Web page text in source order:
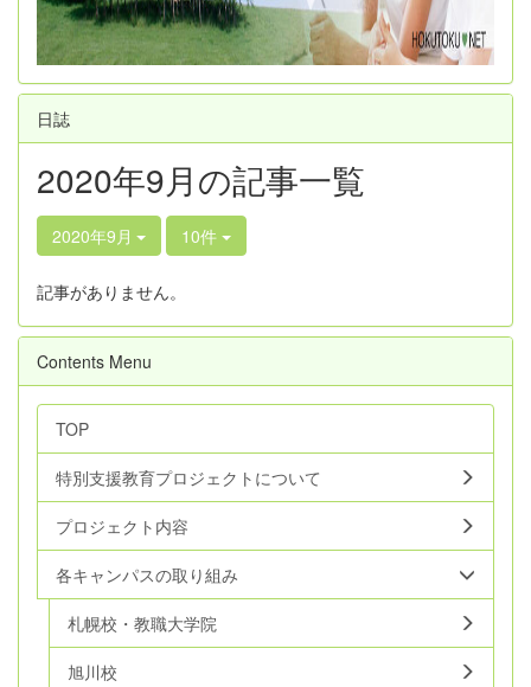
日誌
2020年9月の記事一覧
2020年9月 10件
記事がありません。
Contents Menu
TOP
特別支援教育プロジェクトについて
プロジェクト内容
各キャンパスの取り組み
札幌校・教職大学院
旭川校